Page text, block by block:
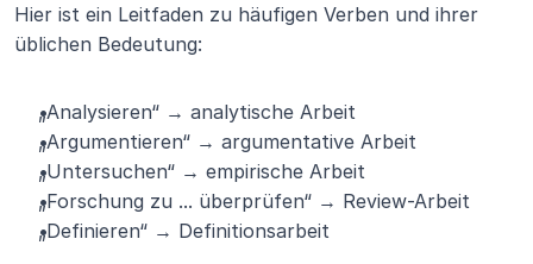
Hier ist ein Leitfaden zu häufigen Verben und ihrer
üblichen Bedeutung:
„Analysieren“ → analytische Arbeit
„Argumentieren“ → argumentative Arbeit
„Untersuchen“ → empirische Arbeit
„Forschung zu ... überprüfen“ → Review-Arbeit
„Definieren“ → Definitionsarbeit